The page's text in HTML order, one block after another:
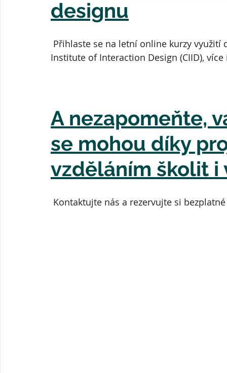
designu
Přihlaste se na letní online kurzy
Institute of Interaction Design (CIID),
A nezapomeňte,
se mohou díky
vzděláním školit i
Kontaktujte nás a rezervujte si